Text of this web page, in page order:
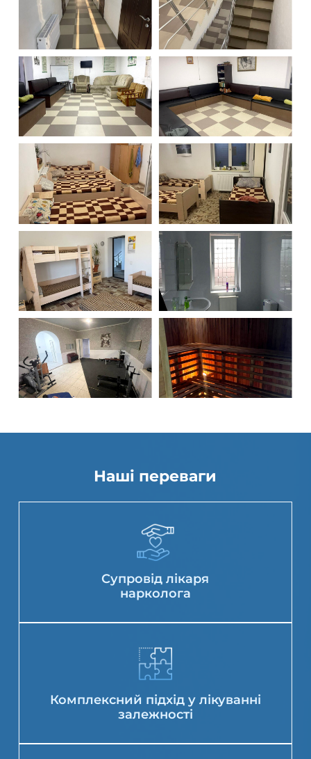
Наші переваги
Супровід лікаря
нарколога
Комплексний підхід у лікуванні
залежності